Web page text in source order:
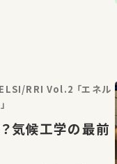
RRI Vol.2 「エネル